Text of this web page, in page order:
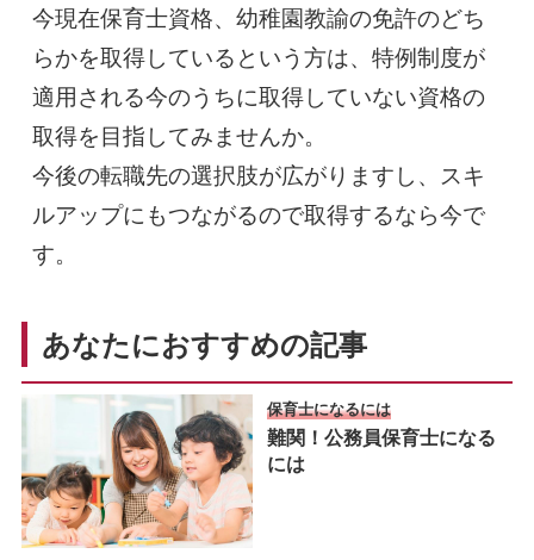
今現在保育士資格、幼稚園教諭の免許のどち
らかを取得しているという方は、特例制度が
適用される今のうちに取得していない資格の
取得を目指してみませんか。
今後の転職先の選択肢が広がりますし、スキ
ルアップにもつながるので取得するなら今で
す。
あなたにおすすめの記事
保育士になるには
難関！公務員保育士になる
には